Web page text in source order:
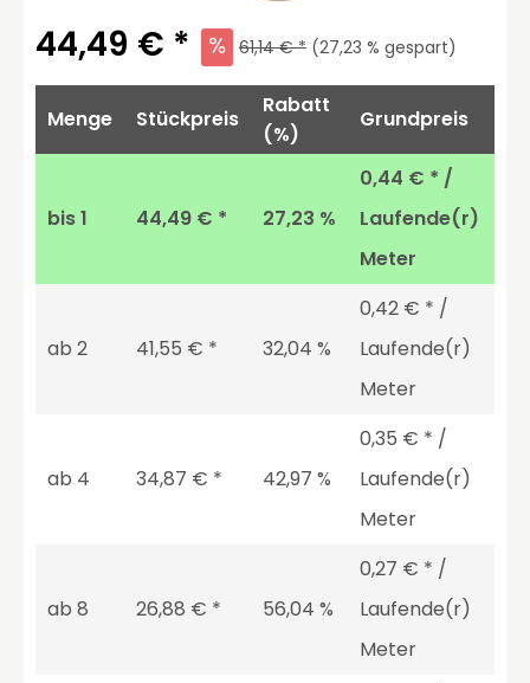
44,49 € * 61,14 € * (27,23 % gespart)
Menge Stückpreis
Rabatt
(%)
Grundpreis
bis1 44,49 € * 27,23 %
0,44 € * /
Laufende(r)
Meter
ab 2 41,55 € * 32,04 %
0,42 € * /
Laufende(r)
Meter
ab 4 34,87 € * 42,97 %
0,35 € * /
Laufende(r)
Meter
ab 8 26,88 € * 56,04 %
0,27 € * /
Laufende(r)
Meter